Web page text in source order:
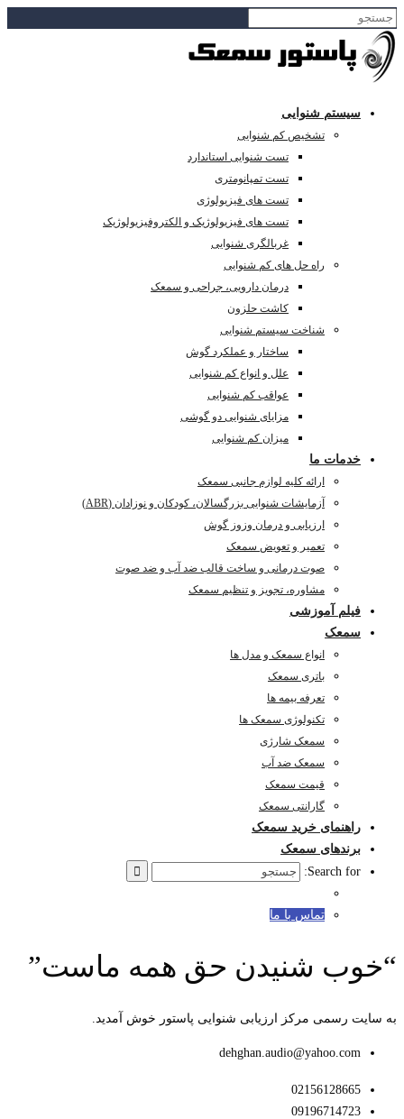
سیستم شنوایی
تشخیص کم شنوایی
تست شنوایی استاندارد
تست تمپانومتری
تست های فیزیولوژی
تست های فیزیولوژیک و الکتروفیزیولوژیک
غربالگری شنوایی
راه حل های کم شنوایی
درمان دارویی، جراحی و سمعک
کاشت حلزون
شناخت سیستم شنوایی
ساختار و عملکرد گوش
علل و انواع کم شنوایی
عواقب کم شنوایی
مزایای شنوایی دو گوشی
میزان کم شنوایی
خدمات ما
ارائه کلیه لوازم جانبی سمعک
آزمایشات شنوایی بزرگسالان، کودکان و نوزادان (ABR)
ارزیابی و درمان وزوز گوش
تعمیر و تعویض سمعک
صوت درمانی و ساخت قالب ضد آب و ضد صوت
مشاوره، تجویز و تنظیم سمعک
فیلم آموزشی
سمعک
انواع سمعک و مدل ها
باتری سمعک
تعرفه بیمه ها
تکنولوژی سمعک ها
سمعک شارژی
سمعک ضد آب
قیمت سمعک
گارانتی سمعک
راهنمای خرید سمعک
برندهای سمعک
Search for:
تماس با ما
“خوب شنیدن حق همه ماست”
به سایت رسمی مرکز ارزیابی شنوایی پاستور خوش آمدید.
dehghan.audio@yahoo.com
02156128665
09196714723